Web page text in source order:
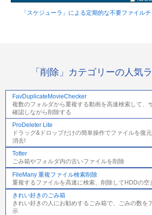
「スケジューラ」による定期的な不要ファイル
「削除」カテゴリーの人気
FavDuplicateMovieChecker
複数のフォルダから重複する動画を高速検索して、
確認しながら削除する
ProDeleter Lite
ドラッグ&ドロップだけの簡単操作でファイルを復
消去!
Totter
ごみ箱やフォルダ内の古いファイルを削除
FileMany 重複ファイル検索削除
重複するファイルを高速に検索、削除してHDDの空
きれい好きのごみ箱
きれい好きの人にお勧めするごみ箱で、ごみの数を
示